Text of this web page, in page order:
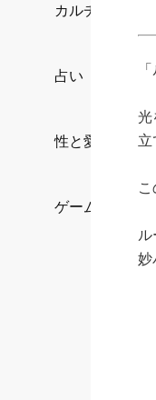
カルチャー/エ
占い
性と愛
ゲーム
光
立
妙